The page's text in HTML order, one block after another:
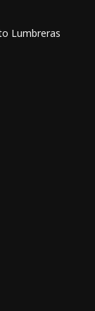
Lumbreras